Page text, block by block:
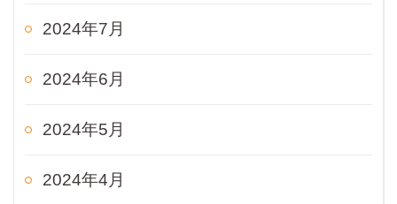
2024年7月
2024年6月
2024年5月
2024年4月